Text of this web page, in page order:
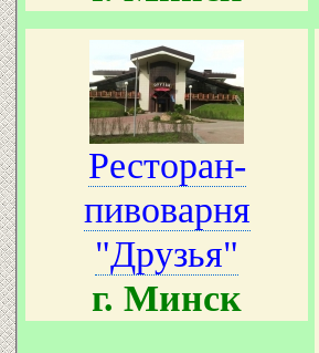
Ресторан-
пивоварня
"Друзья"
г. Минск